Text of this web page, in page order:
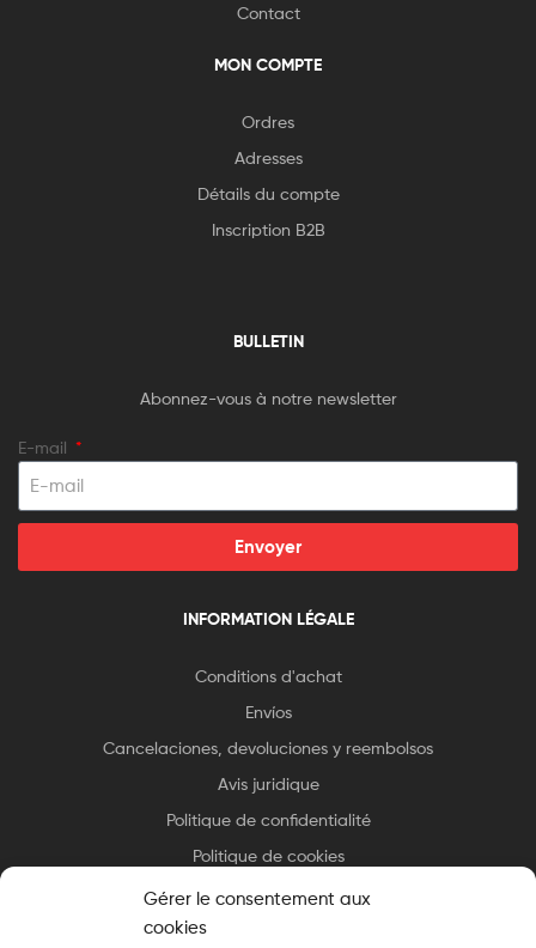
Gérer le consentement aux
cookies
Contact
MON COMPTE
Ordres
Adresses
Détails du compte
Inscription B2B
BULLETIN
Abonnez-vous à notre newsletter
E-mail
Envoyer
INFORMATION LÉGALE
Conditions d'achat
Envíos
Cancelaciones, devoluciones y reembolsos
Avis juridique
Politique de confidentialité
Politique de cookies